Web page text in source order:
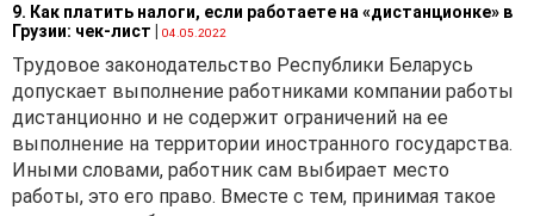
9. Как платить налоги, если работаете на «дистанционке» в
Грузии: чек-лист
04.05.2022
Трудовое законодательство Республики Беларусь
допускает выполнение работниками компании работы
дистанционно и не содержит ограничений на ее
выполнение на территории иностранного государства.
Иными словами, работник сам выбирает место
работы, это его право. Вместе с тем, принимая такое